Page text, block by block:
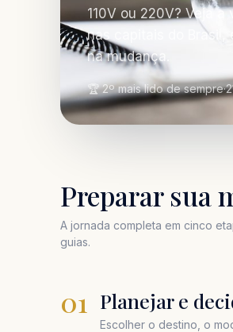
110V ou 220V? Veja
nas capitais do Brasil,
na mudança.
🏆 2º mais lido de sempre·
Preparar sua
A jornada completa em cinco
guias.
01 Planejar e
Escolher o destino, o